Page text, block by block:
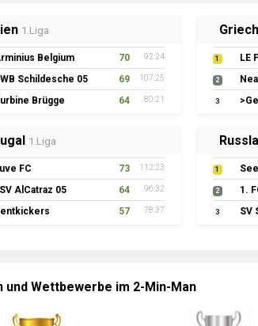
1.Liga
Belgium 70 92:24
Schildesche 05 69 107:25
Brügge 64 80:21
1 LE
2
3
1.Liga
FC 73 112:23
AlCatraz 05 64 96:32
57 78:37
1
2 1.
3 SV
und Wettbewerbe im 2-Min-Man